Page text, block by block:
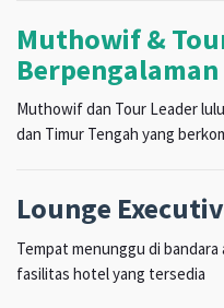
Muthowif &
Berpengalaman
Muthowif dan Tour Leader
dan Timur Tengah yang
Lounge
Tempat menunggu di bandara
fasilitas hotel yang tersedia